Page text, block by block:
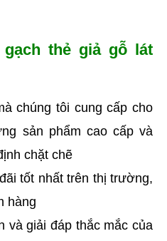
thẻ giả gỗ lát
chúng tôi cung cấp cho
sản phẩm cao cấp và
chặt chẽ
tốt nhất trên thị trường,
hàng
và giải đáp thắc mắc của